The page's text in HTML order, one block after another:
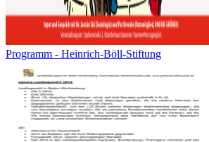
Programm - Heinrich-Böll-Stiftung